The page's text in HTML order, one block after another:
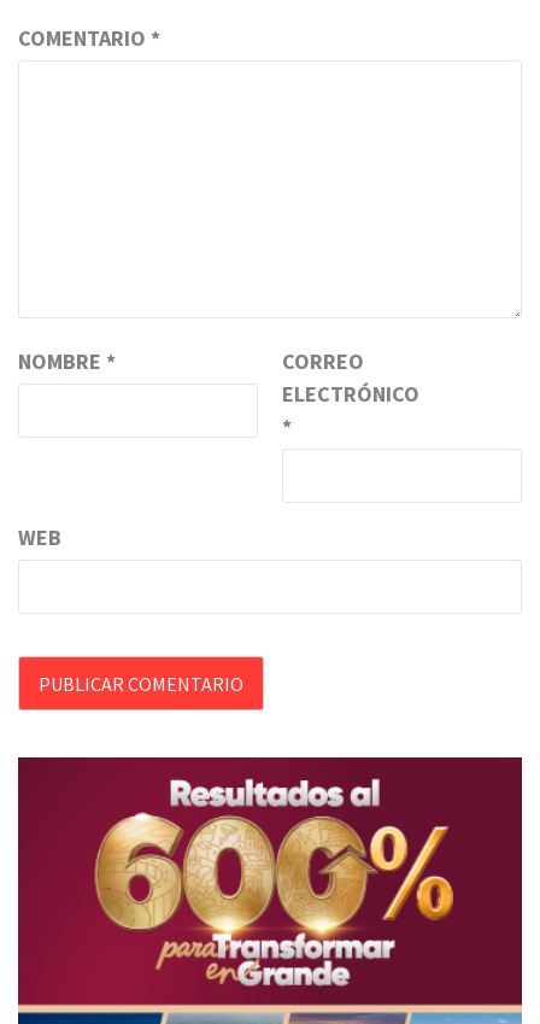
COMENTARIO *
NOMBRE *
CORREO
ELECTRÓNICO
*
WEB